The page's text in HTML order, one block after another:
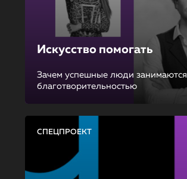
Искусство помогать
Зачем успешные люди занимаются
благотворительностью
СПЕЦПРОЕКТ